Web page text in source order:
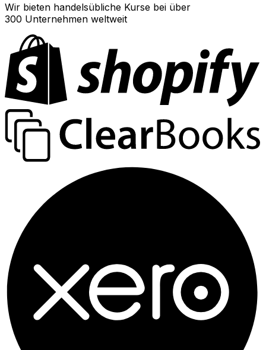
Wir bieten handelsübliche Kurse bei über
300 Unternehmen weltweit